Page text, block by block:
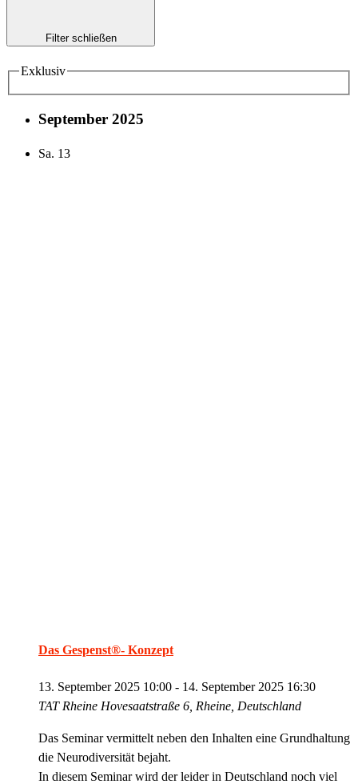
Filter schließen
Exklusiv
September 2025
Sa. 13
Das Gespenst®- Konzept
13. September 2025 10:00 - 14. September 2025 16:30
TAT Rheine Hovesaatstraße 6, Rheine, Deutschland
Das Seminar vermittelt neben den Inhalten eine Grundhaltung
die Neurodiversität bejaht.
In diesem Seminar wird der leider in Deutschland noch viel